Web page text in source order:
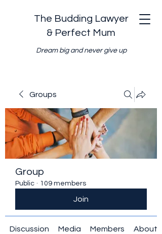
The Budding Lawyer
& Perfect Mum
Dream big and never give up
Groups
Group
Public · 109 members
Join
Discussion Media Members About